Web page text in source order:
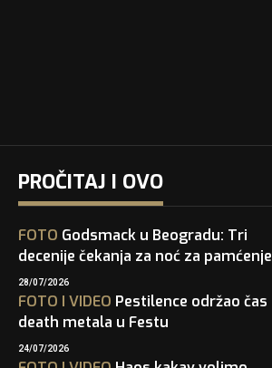
PROČITAJ I OVO
FOTO Godsmack u Beogradu: Tri
decenije čekanja za noć za pamćenje
28/07/2026
FOTO I VIDEO Pestilence održao čas
death metala u Festu
24/07/2026